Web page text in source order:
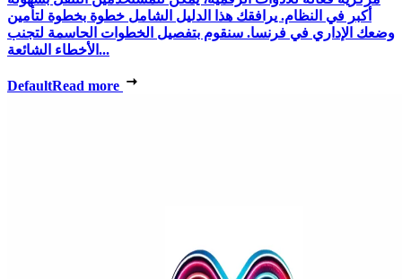
أكبر في النظام. يرافقك هذا الدليل الشامل خطوة بخطوة لتأمين
وضعك الإداري في فرنسا. سنقوم بتفصيل الخطوات الحاسمة لتجنب
الأخطاء الشائعة...
DefaultRead more